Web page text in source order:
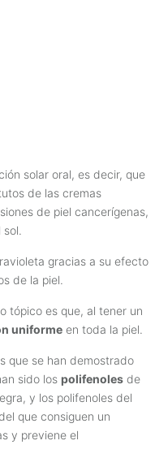
solar oral, es decir, que
de las cremas
de piel cancerígenas,
gracias a su efecto
de la piel.
tópico es que, al tener un
uniforme en toda la piel.
que se han demostrado
sido los polifenoles de
y los polifenoles del
que consiguen un
y previene el